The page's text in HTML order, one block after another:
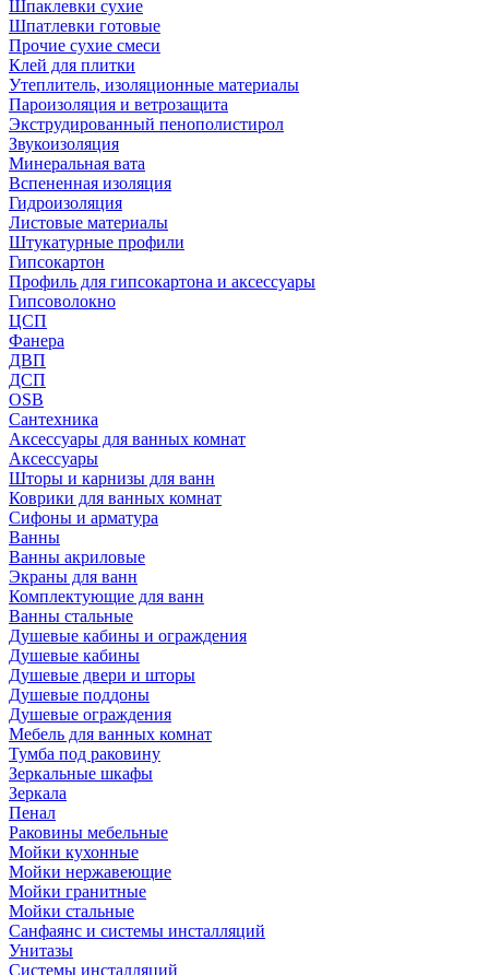
Шпаклевки сухие
Шпатлевки готовые
Прочие сухие смеси
Клей для плитки
Утеплитель, изоляционные материалы
Пароизоляция и ветрозащита
Экструдированный пенополистирол
Звукоизоляция
Минеральная вата
Вспененная изоляция
Гидроизоляция
Листовые материалы
Штукатурные профили
Гипсокартон
Профиль для гипсокартона и аксессуары
Гипсоволокно
ЦСП
Фанера
ДВП
ДСП
OSB
Сантехника
Аксессуары для ванных комнат
Аксессуары
Шторы и карнизы для ванн
Коврики для ванных комнат
Сифоны и арматура
Ванны
Ванны акриловые
Экраны для ванн
Комплектующие для ванн
Ванны стальные
Душевые кабины и ограждения
Душевые кабины
Душевые двери и шторы
Душевые поддоны
Душевые ограждения
Мебель для ванных комнат
Тумба под раковину
Зеркальные шкафы
Зеркала
Пенал
Раковины мебельные
Мойки кухонные
Мойки нержавеющие
Мойки гранитные
Мойки стальные
Санфаянс и системы инсталляций
Унитазы
Системы инсталляций